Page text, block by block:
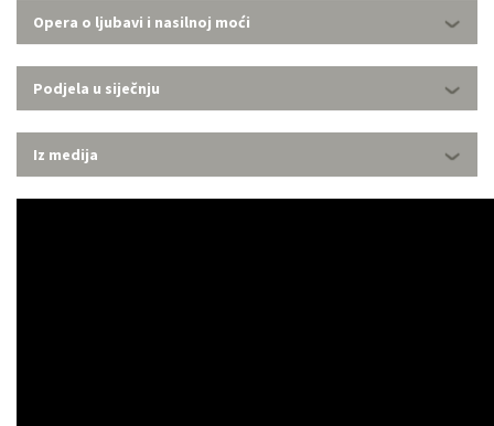
Opera o ljubavi i nasilnoj moći
Podjela u siječnju
Iz medija